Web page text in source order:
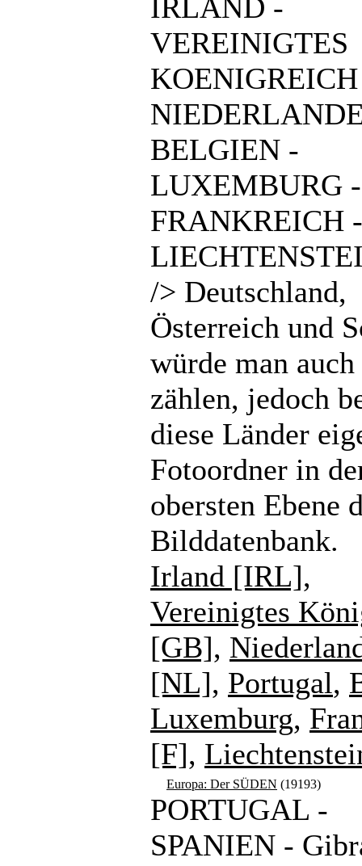
IRLAND -
VEREINIGTES
BELGIEN -
LUXEMBURG -
FRANKREICH -
/> Deutschland,
Österreich und
würde man auch
zählen, jedoch
diese Länder
Fotoordner in
obersten Ebene
Bilddatenbank.
Irland [IRL],
Vereinigtes
[GB],
[NL], Portugal,
Luxemburg,
[F],
Europa: Der SÜDEN (19193)
PORTUGAL -
SPANIEN -